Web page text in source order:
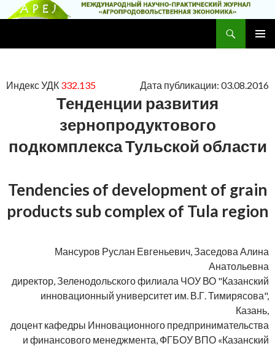
Индекс УДК 332.135 Дата публикации: 03.08.2016
Тенденции развития
зернопродуктового
подкомплекса Тульской области
Tendencies of development of grain
products sub complex of Tula region
Мансуров Руслан Евгеньевич, Заседова Алина
Анатольевна
директор, Зеленодольского филиала ЧОУ ВО "Казанский
инновационный университет им. В.Г. Тимирясова",
Казань,
доцент кафедры Инновационного предпринимательства
и финансового менеджмента, ФГБОУ ВПО «Казанский